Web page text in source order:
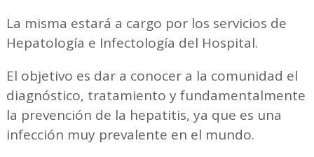
La misma estará a cargo por los servicios de
Hepatología e Infectología del Hospital.
El objetivo es dar a conocer a la comunidad el
diagnóstico, tratamiento y fundamentalmente
la prevención de la hepatitis, ya que es una
infección muy prevalente en el mundo.